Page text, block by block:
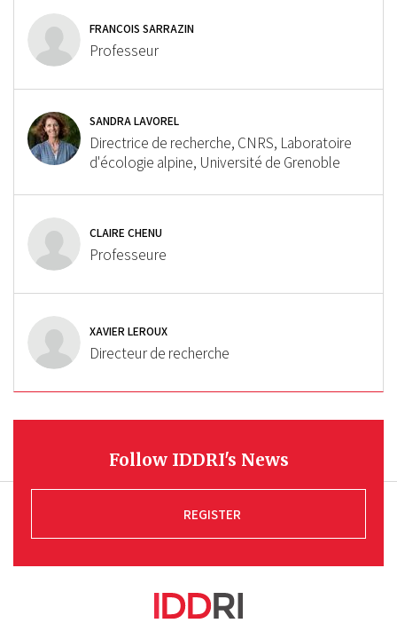
FRANÇOIS SARRAZIN
Professeur
SANDRA LAVOREL
Directrice de recherche, CNRS, Laboratoire
d'écologie alpine, Université de Grenoble
CLAIRE CHENU
Professeure
XAVIER LEROUX
Directeur de recherche
Follow IDDRI's News
REGISTER